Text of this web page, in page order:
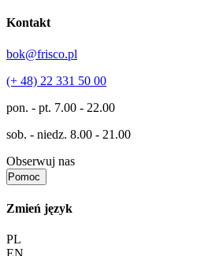
Kontakt
bok@frisco.pl
(+ 48) 22 331 50 00
pon. - pt. 7.00 - 22.00
sob. - niedz. 8.00 - 21.00
Obserwuj nas
Pomoc
Zmień język
PL